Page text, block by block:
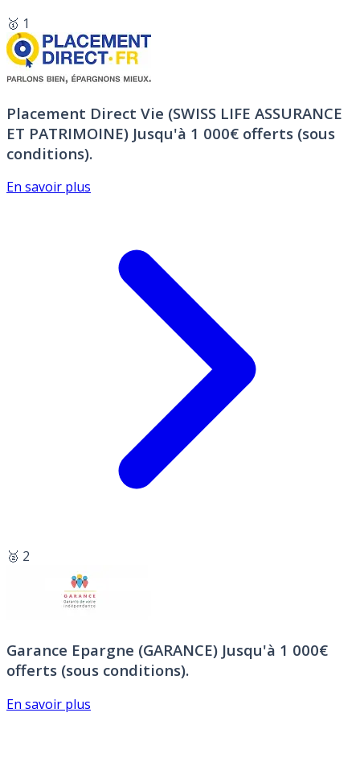
🥇 1
Placement Direct Vie (SWISS LIFE ASSURANCE
ET PATRIMOINE) Jusqu'à 1 000€ offerts (sous
conditions).
En savoir plus
🥈 2
Garance Epargne (GARANCE) Jusqu'à 1 000€
offerts (sous conditions).
En savoir plus